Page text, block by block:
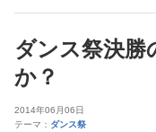
ダンス祭決勝
か？
2014年06月06日
テーマ： ダンス祭